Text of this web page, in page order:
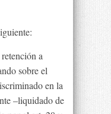
a
sobre el
en la
–liquidado de